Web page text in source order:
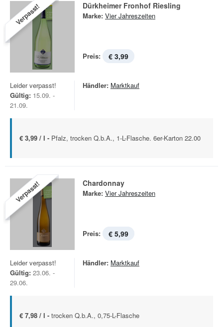
Verpasst! Dürkheimer Fronhof Riesling
Marke: Vier Jahreszeiten
Preis: € 3,99
Leider verpasst!
Gültig: 15.09. -
21.09.
Händler: Marktkauf
€ 3,99 / l - Pfalz, trocken Q.b.A., 1-L-Flasche. 6er-Karton 22.00
Verpasst! Chardonnay
Marke: Vier Jahreszeiten
Preis: € 5,99
Leider verpasst!
Gültig: 23.06. -
29.06.
Händler: Marktkauf
€ 7,98 / l - trocken Q.b.A., 0,75-L-Flasche